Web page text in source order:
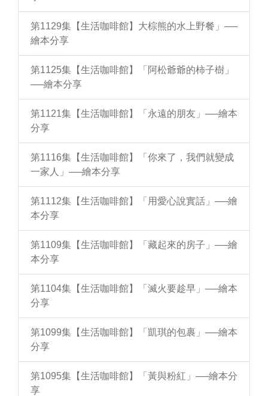
第1129集【生活咖啡館】大棕熊的水上野餐」──
繪本分享
第1125集【生活咖啡館】「阿松爺爺的柿子樹」
──繪本分享
第1121集【生活咖啡館】「永遠的朋友」──繪本
分享
第1116集【生活咖啡館】「你來了，我們就變成
一家人」──繪本分享
第1112集【生活咖啡館】「用愛心說實話」──繪
本分享
第1109集【生活咖啡館】「藏起來的房子」──繪
本分享
第1104集【生活咖啡館】「滅火要趁早」──繪本
分享
第1099集【生活咖啡館】「凱琪的包裹」──繪本
分享
第1095集【生活咖啡館】「黃與粉紅」──繪本分
享